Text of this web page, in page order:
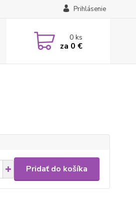
Prihlásenie
0ks
za 0 €
Pridať do košíka